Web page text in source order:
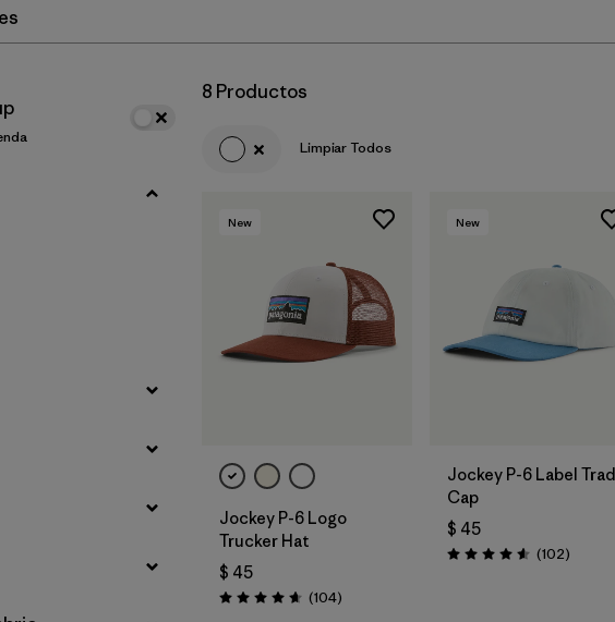
Filtrar por
Materials & Fabric
8 Productos
Limpiar Todos
New
Jockey P-6 Logo
Trucker Hat
$ 45
Valoración: 4.7 / 5
(104Comentarios
)
New
Jockey P-6 Label Trad
Cap
$ 45
Valoración: 4.6 / 5
(102)